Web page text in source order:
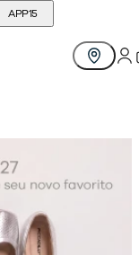
APP15